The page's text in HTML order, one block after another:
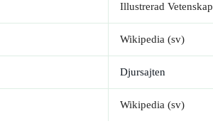
Illustrerad Vetenskap
Wikipedia (sv)
Djursajten
Wikipedia (sv)